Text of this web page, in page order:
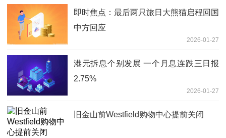
即时焦点：最后两只旅日大熊猫启程回国
中方回应
2026-01-27
港元拆息个别发展 一个月息连跌三日报
2.75%
2026-01-27
旧金山前Westfield购物中心提前关闭